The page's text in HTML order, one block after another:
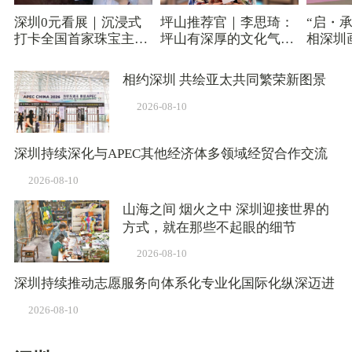
深圳0元看展｜沉浸式
打卡全国首家珠宝主题
坪山推荐官｜李思琦：
坪山有深厚的文化气息
“启・
相深圳
相约深圳 共绘亚太共同繁荣新图景
2026-08-10
深圳持续深化与APEC其他经济体多领域经贸合作交流
2026-08-10
山海之间 烟火之中 深圳迎接世界的
方式，就在那些不起眼的细节
2026-08-10
深圳持续推动志愿服务向体系化专业化国际化纵深迈进
2026-08-10